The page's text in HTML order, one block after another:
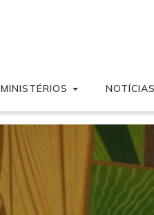
MINISTÉRIOS NOTÍCIAS